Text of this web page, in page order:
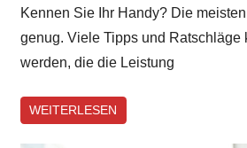
Kennen Sie Ihr Handy? Die
genug. Viele Tipps und Ratschläge
werden, die die Leistung
WEITERLESEN